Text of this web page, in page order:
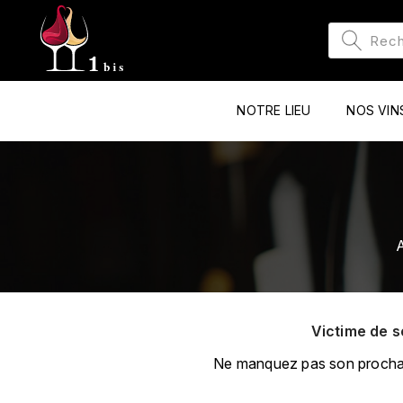
NOTRE LIEU NOS
Victime de
Ne manquez pas son